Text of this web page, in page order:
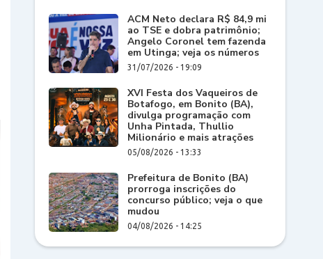
ACM Neto declara R$ 84,9 mi
ao TSE e dobra patrimônio;
Angelo Coronel tem fazenda
em Utinga; veja os números
31/07/2026 - 19:09
XVI Festa dos Vaqueiros de
Botafogo, em Bonito (BA),
divulga programação com
Unha Pintada, Thullio
Milionário e mais atrações
05/08/2026 - 13:33
Prefeitura de Bonito (BA)
prorroga inscrições do
concurso público; veja o que
mudou
04/08/2026 - 14:25